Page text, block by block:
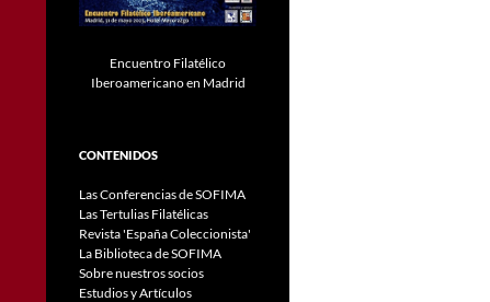
Encuentro Filatélico
Iberoamericano en Madrid
CONTENIDOS
Las Conferencias de SOFIMA
Las Tertulias Filatélicas
Revista 'España Coleccionista'
La Biblioteca de SOFIMA
Sobre nuestros socios
Estudios y Artículos